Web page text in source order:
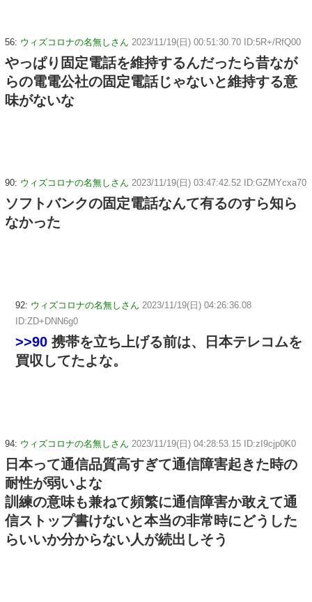
56: ウィズコロナの名無しさん 2023/11/19(日) 00:51:30.70 ID:5R+/RfQ00
やっぱり固定電話を維持するんだったら昔なが
らの電電公社の固定電話じゃないと維持する意
味がないな
90: ウィズコロナの名無しさん 2023/11/19(日) 03:47:42.52 ID:GZMYcxa70
ソフトバンクの固定電話なんて有るのすら知ら
なかった
92: ウィズコロナの名無しさん 2023/11/19(日) 04:26:36.08
ID:ZD+DNN6g0
>>90 携帯を立ち上げる前は、日本テレコムを
買収してたよな。
94: ウィズコロナの名無しさん 2023/11/19(日) 04:28:53.15 ID:zI9cjp0K0
日本って通信品質高すぎて通信障害起きた時の
耐性が弱いよな
訓練の意味も兼ねて頻繁に通信障害か敢えて通
信ストップ書けないと本当の非常時にどうした
らいいか分からない人が続出しそう